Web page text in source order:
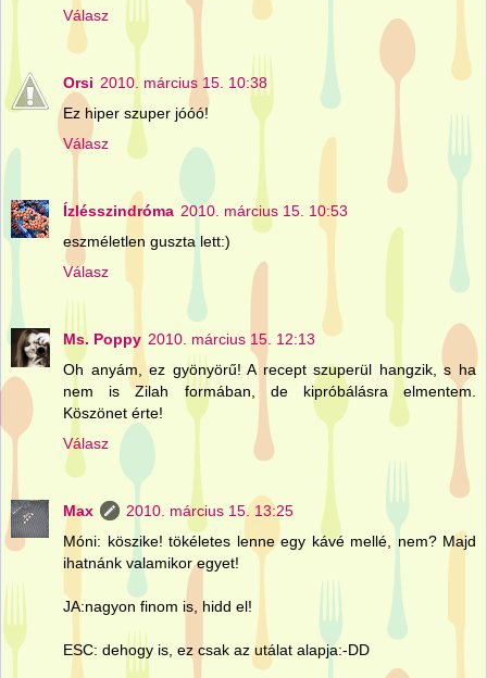
Válasz
Orsi 2010. március 15. 10:38
Ez hiper szuper jóóó!
Válasz
Ízlésszindróma 2010. március 15. 10:53
eszméletlen guszta lett:)
Válasz
Ms. Poppy 2010. március 15. 12:13
Oh anyám, ez gyönyörű! A recept szuperül hangzik, s ha
nem is Zilah formában, de kipróbálásra elmentem.
Köszönet érte!
Válasz
Max
2010. március 15. 13:25
Móni: köszike! tökéletes lenne egy kávé mellé, nem? Majd
ihatnánk valamikor egyet!
JA:nagyon finom is, hidd el!
ESC: dehogy is, ez csak az utálat alapja:-DD